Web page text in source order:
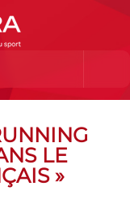
quotidien des
LE
»